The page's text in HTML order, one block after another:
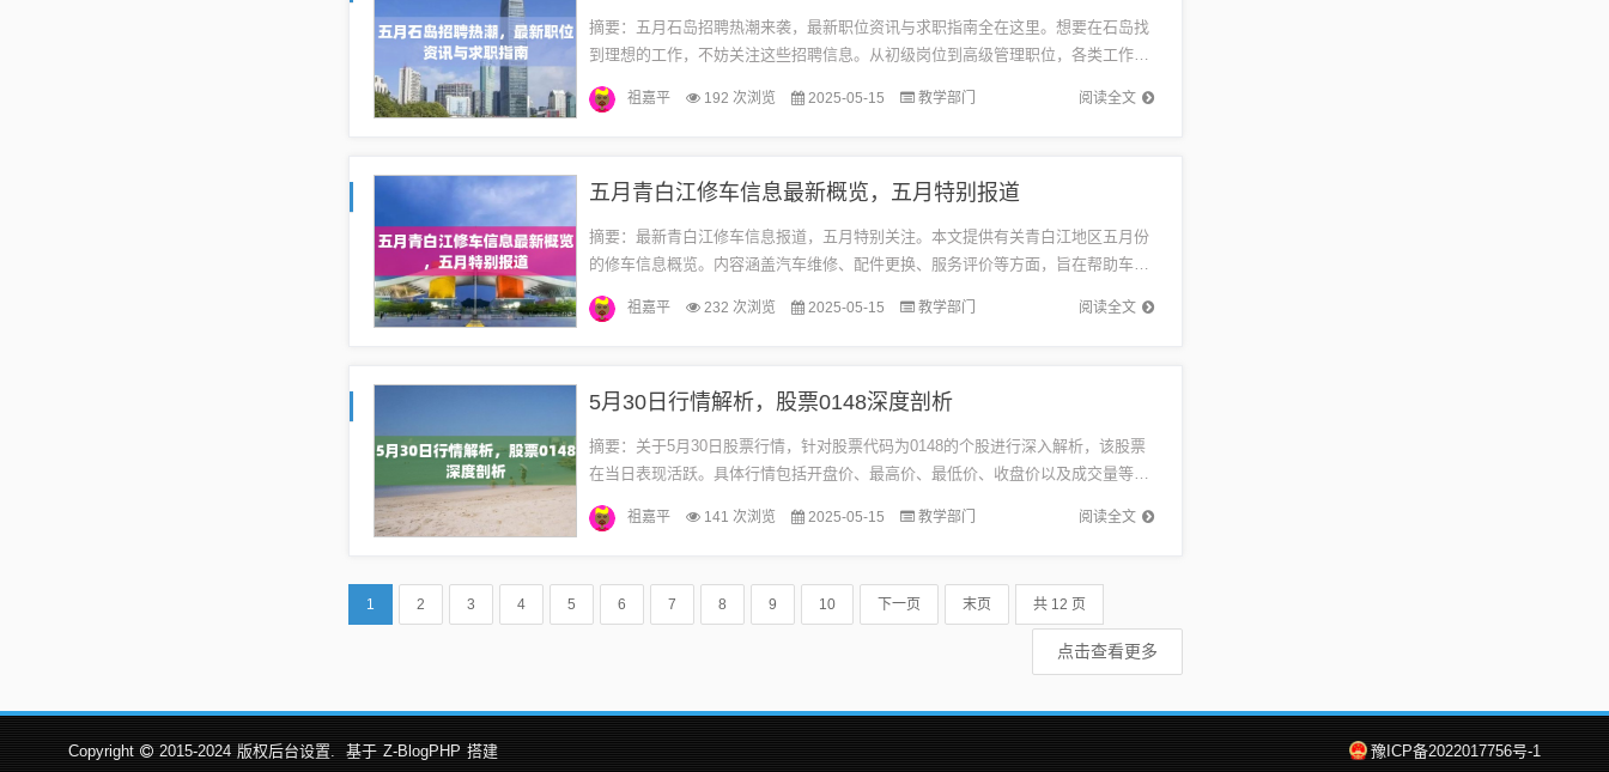
摘要：五月石岛招聘热潮来袭，最新职位资讯与求职指南全在这里。想要在石岛找
到理想的工作，不妨关注这些招聘信息。从初级岗位到高级管理职位，各类工作应
有尽有。还提供求职指南，帮助求职者更好地了解招聘流程和面试技巧，顺利获
得...
阅读全文
祖嘉平 192 次浏览 2025-05-15 教学部门
五月青白江修车信息最新概览，五月特别报道
摘要：最新青白江修车信息报道，五月特别关注。本文提供有关青白江地区五月份
的修车信息概览。内容涵盖汽车维修、配件更换、服务评价等方面，旨在帮助车主
了解当地修车行业的最新动态和服务情况。青白江修车市场概览随着汽车行业的
迅...
阅读全文
祖嘉平 232 次浏览 2025-05-15 教学部门
5月30日行情解析，股票0148深度剖析
摘要：关于5月30日股票行情，针对股票代码为0148的个股进行深入解析，该股票
在当日表现活跃。具体行情包括开盘价、最高价、最低价、收盘价以及成交量等数
据。投资者需关注该股票的走势，并结合市场情况做出明智的投资决策。随...
阅读全文
祖嘉平 141 次浏览 2025-05-15 教学部门
1 2 3 4 5 6 7 8 9 10 下一页 末页 共 12 页
点击查看更多
Copyright 2015-2024 版权后台设置. 基于 Z-BlogPHP 搭建 豫ICP备2022017756号-1